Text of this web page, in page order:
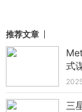
推荐文章
式
三